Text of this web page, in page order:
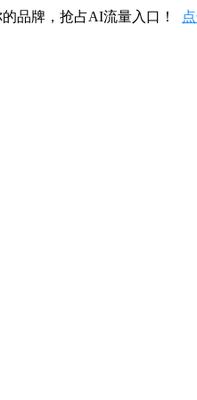
的品牌，抢占AI流量入口！